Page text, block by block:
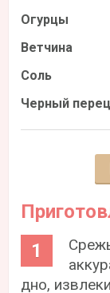
Огурцы
Ветчина
Соль
Черный
дно,